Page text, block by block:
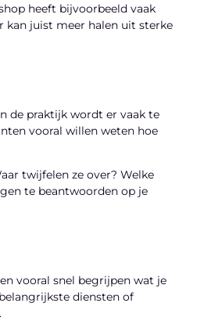
heeft bijvoorbeeld vaak
kan juist meer halen uit sterke
de praktijk wordt er vaak te
vooral willen weten hoe
twijfelen ze over? Welke
te beantwoorden op je
vooral snel begrijpen wat je
diensten of